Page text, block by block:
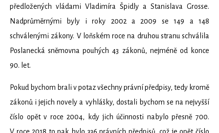
předložených vládami Vladimíra Špidly a Stanislava Grosse.
Nadprůměrnými byly i roky 2002 a 2009 se 149 a 148
schválenými zákony. V loňském roce na druhou stranu schválila
Poslanecká sněmovna pouhých 43 zákonů, nejméně od konce
90. let.
Pokud bychom brali v potaz všechny právní předpisy, tedy kromě
zákonů i jejich novely a vyhlášky, dostali bychom se na nejvyšší
číslo opět v roce 2004, kdy jich účinnosti nabylo přesně 700.
V roce 2018 to pak bylo 336 právních předpisů, což je opět číslo